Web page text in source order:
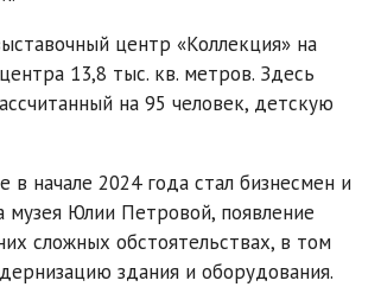
центр «Коллекция» на
13,8 тыс. кв. метров. Здесь
на 95 человек, детскую
начале 2024 года стал бизнесмен и
Юлии Петровой, появление
сложных обстоятельствах, в том
здания и оборудования.